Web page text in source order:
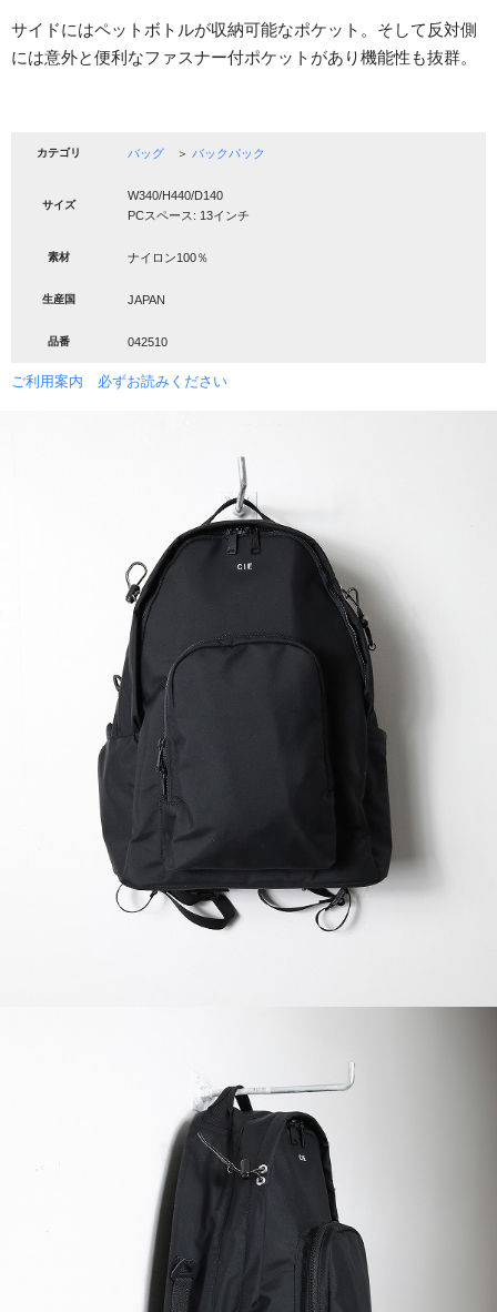
サイドにはペットボトルが収納可能なポケット。そして反対側
には意外と便利なファスナー付ポケットがあり機能性も抜群。
カテゴリ バッグ ＞ バックパック
サイズ
W340/H440/D140
PCスペース: 13インチ
素材 ナイロン100％
生産国 JAPAN
品番 042510
ご利用案内 必ずお読みください